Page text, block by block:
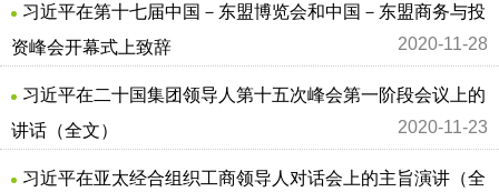
习近平在第十七届中国－东盟博览会和中国－东盟商务与投
资峰会开幕式上致辞
2020-11-28
习近平在二十国集团领导人第十五次峰会第一阶段会议上的
讲话（全文）
2020-11-23
习近平在亚太经合组织工商领导人对话会上的主旨演讲（全